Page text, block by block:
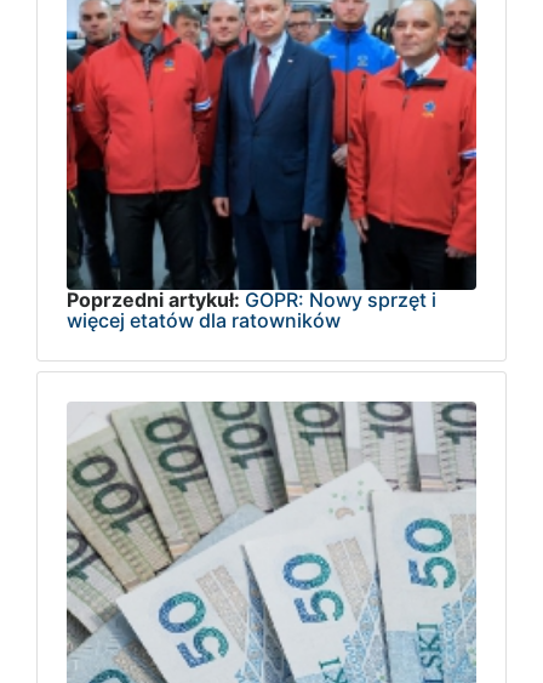
Poprzedni artykuł: GOPR: Nowy sprzęt i
więcej etatów dla ratowników